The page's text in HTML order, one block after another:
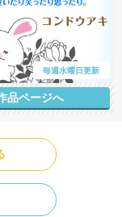
毎週水曜日更新
品ページへ